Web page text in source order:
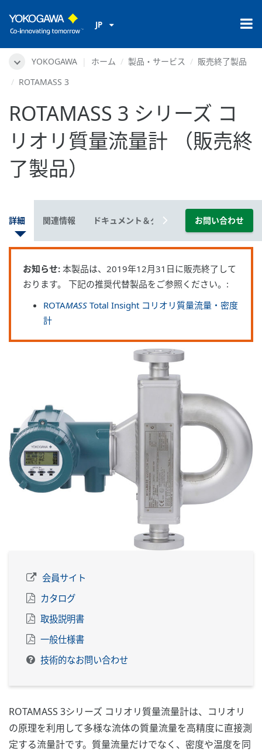
JP
YOKOGAWA ホーム 製品・サービス
販売終了製品
ROTAMASS 3
ROTAMASS 3 シリーズ コ
リオリ質量流量計 （販売終
了製品）
詳細 関連情報 ドキュメント＆ダウンロード 動画
お問い合わせ
お知らせ: 本製品は、2019年12月31日に販売終了して
おります。 下記の推奨代替製品をご参照ください。:
ROTAMASS Total Insight コリオリ質量流量・密度
計
会員サイト
カタログ
取扱説明書
一般仕様書
技術的なお問い合わせ
ROTAMASS 3シリーズ コリオリ質量流量計は、コリオリ
の原理を利用して多様な流体の質量流量を高精度に直接測
定する流量計です。質量流量だけでなく、密度や温度を同